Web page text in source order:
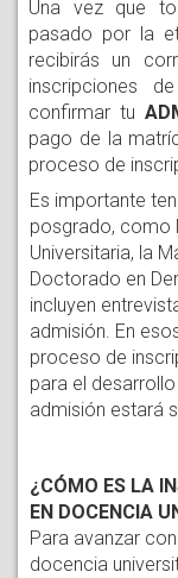
Una vez que
pasado por la
recibirás un
inscripciones
confirmar tu
pago de la
proceso de
Es importante
posgrado, como
Universitaria, la
Doctorado en
incluyen
admisión. En
proceso de
para el
admisión estará
¿CÓMO ES LA
EN DOCENCIA
Para avanzar
docencia